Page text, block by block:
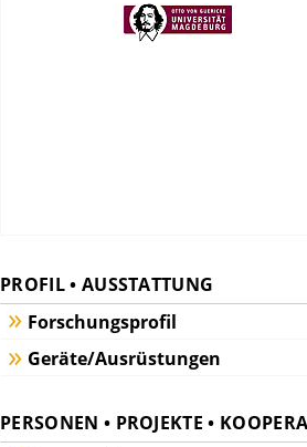
PROFIL • AUSSTATTUNG
Forschungsprofil
Geräte/Ausrüstungen
PERSONEN • PROJEKTE •